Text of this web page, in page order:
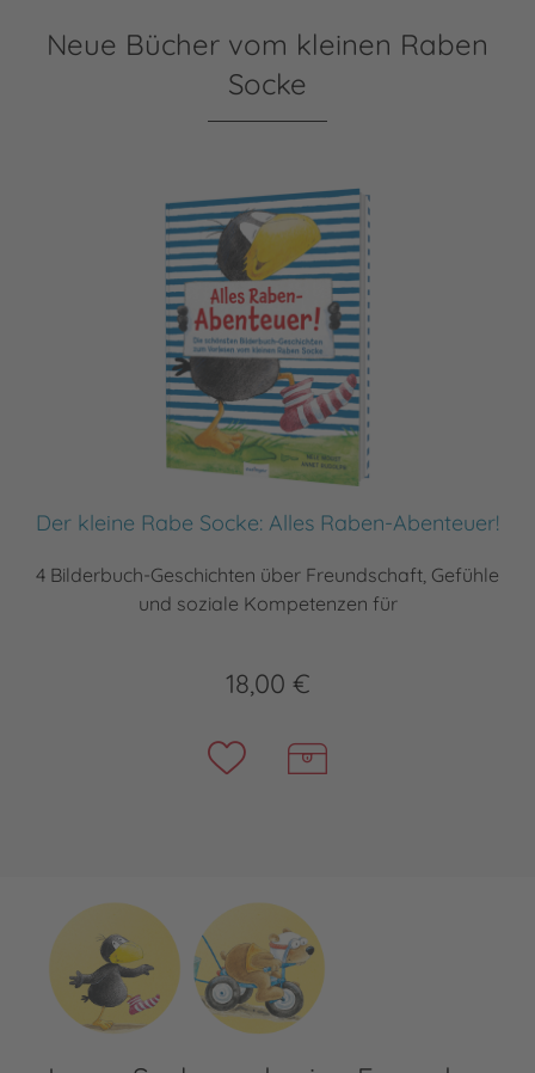
Neue Bücher vom kleinen Raben
Socke
Der kleine Rabe Socke: Alles Raben-Abenteuer!
4 Bilderbuch-Geschichten über Freundschaft, Gefühle
und soziale Kompetenzen für
18,00 €